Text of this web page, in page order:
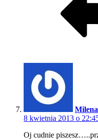
Milena
8 kwietnia 2013 o
Oj cudnie